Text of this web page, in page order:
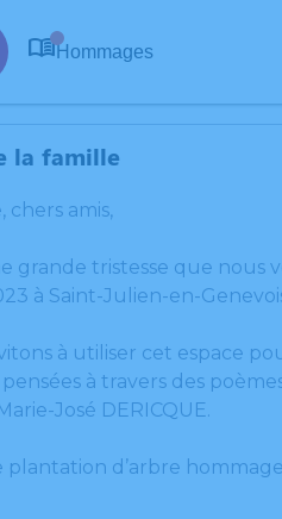
Hommages
la famille
chers amis,
grande tristesse que nous
à Saint-Julien-en-
à utiliser cet espace
à travers des
José DERICQUE.
plantation d’arbre